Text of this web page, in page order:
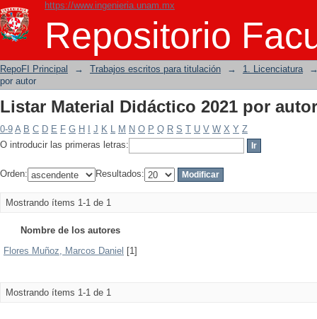
https://www.ingenieria.unam.mx
Repositorio
Listar Material Didáctico 2021 por autor
RepoFI Principal → Trabajos escritos para titulación → 1. Licenciatura
por autor
Listar Material Didáctico 2021 por autor
0-9 A B C D E F G H J K L M N O P Q R S T U V W X Y Z
O introducir las primeras letras:
Orden: Resultados:
Mostrando ítems 1-1 de 1
Nombre de los autores
Flores Muñoz, Marcos Daniel [1]
Mostrando ítems 1-1 de 1